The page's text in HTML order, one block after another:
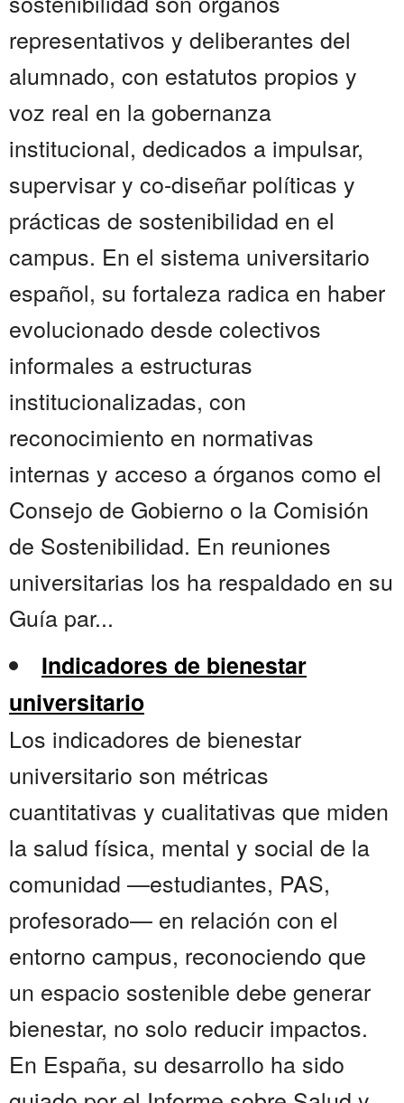
representativos y deliberantes del
alumnado, con estatutos propios y
voz real en la gobernanza
institucional, dedicados a impulsar,
supervisar y co-diseñar políticas y
prácticas de sostenibilidad en el
campus. En el sistema universitario
español, su fortaleza radica en haber
evolucionado desde colectivos
informales a estructuras
institucionalizadas, con
reconocimiento en normativas
internas y acceso a órganos como el
Consejo de Gobierno o la Comisión
de Sostenibilidad. En reuniones
universitarias los ha respaldado en su
Guía par...
Indicadores de bienestar
universitario
Los indicadores de bienestar
universitario son métricas
cuantitativas y cualitativas que miden
la salud física, mental y social de la
comunidad —estudiantes, PAS,
profesorado— en relación con el
entorno campus, reconociendo que
un espacio sostenible debe generar
bienestar, no solo reducir impactos.
En España, su desarrollo ha sido